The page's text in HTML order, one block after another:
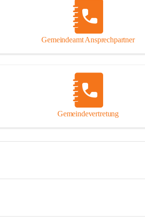
Gemeindeamt Ansprechpartner
Gemeindevertretung